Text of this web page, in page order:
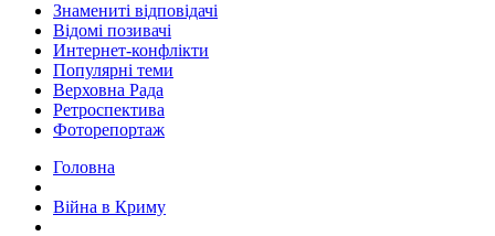
Знамениті відповідачі
Відомі позивачі
Интернет-конфлікти
Популярні теми
Верховна Рада
Ретроспектива
Фоторепортаж
Головна
Війна в Криму